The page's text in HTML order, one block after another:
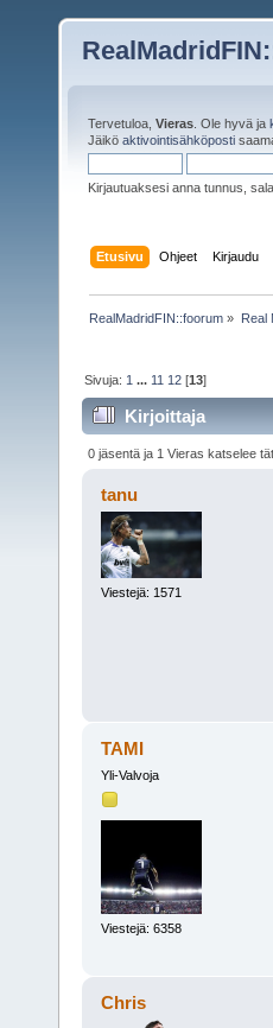
Tervetuloa, Vieras . Ole hyvä ja
Jäikö aktivointisähköposti
Kirjautuaksesi anna tunnus,
Etusivu Ohjeet Kirjaudu
RealMadridFIN::foorum » Real
Sivuja: 1 ... 11 12 [13]
Kirjoittaja
0 jäsentä ja 1 Vieras katselee
tanu
Viestejä: 1571
TAMI
Yli-Valvoja
Viestejä: 6358
Chris